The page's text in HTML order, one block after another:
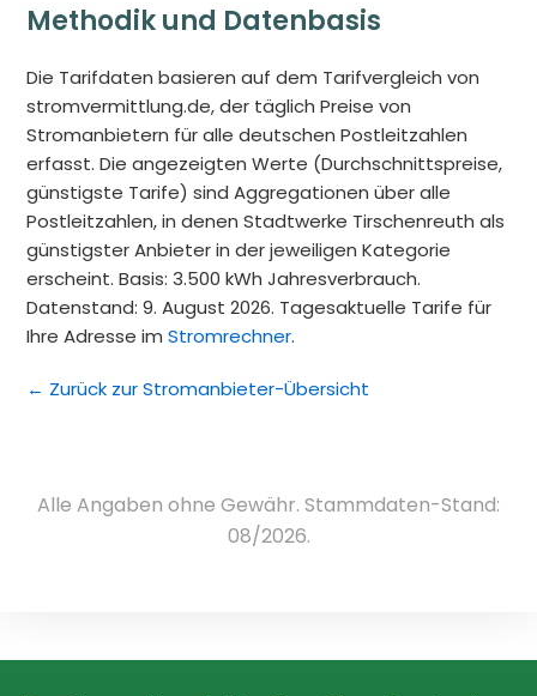
Methodik und Datenbasis
Die Tarifdaten basieren auf dem Tarifvergleich von
stromvermittlung.de, der täglich Preise von
Stromanbietern für alle deutschen Postleitzahlen
erfasst. Die angezeigten Werte (Durchschnittspreise,
günstigste Tarife) sind Aggregationen über alle
Postleitzahlen, in denen Stadtwerke Tirschenreuth als
günstigster Anbieter in der jeweiligen Kategorie
erscheint. Basis: 3.500 kWh Jahresverbrauch.
Datenstand: 9. August 2026. Tagesaktuelle Tarife für
Ihre Adresse imStromrechner.
← Zurück zur Stromanbieter-Übersicht
Alle Angaben ohne Gewähr. Stammdaten-Stand:
08/2026.